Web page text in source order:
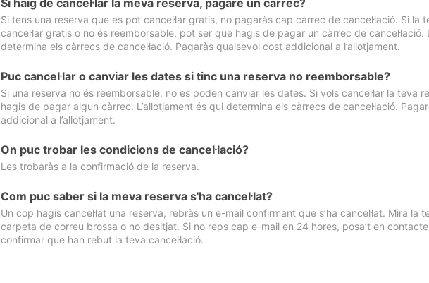
Si haig de cancel·lar la meva reserva, pagaré un càrrec?
Si tens una reserva que es pot cancel·lar gratis, no pagaràs cap càrrec de cancel·lació. Si la
cancel·lar gratis o no és reemborsable, pot ser que hagis de pagar un càrrec de cancel·lació.
determina els càrrecs de cancel·lació. Pagaràs qualsevol cost addicional a l’allotjament.
Puc cancel·lar o canviar les dates si tinc una reserva no reemborsable?
Si una reserva no és reemborsable, no es poden canviar les dates. Si vols cancel·lar la teva
hagis de pagar algun càrrec. L’allotjament és qui determina els càrrecs de cancel·lació.
addicional a l’allotjament.
On puc trobar les condicions de cancel·lació?
Les trobaràs a la confirmació de la reserva.
Com puc saber si la meva reserva s'ha cancel·lat?
Un cop hagis cancel·lat una reserva, rebràs un e-mail confirmant que s’ha cancel·lat. Mira la
carpeta de correu brossa o no desitjat. Si no reps cap e-mail en 24 hores, posa’t en
confirmar que han rebut la teva cancel·lació.